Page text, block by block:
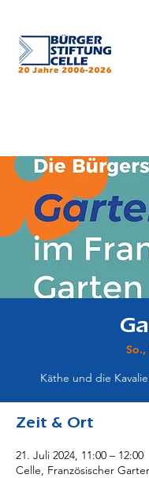
So.,
Käthe und die
Zeit & Ort
21. Juli 2024, 11:00 – 12:00
Celle, Französischer